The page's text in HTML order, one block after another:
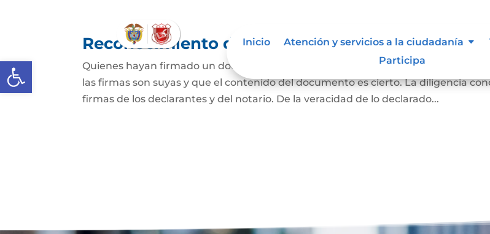
Abrir barra de herramientas
Inicio Atención y servicios a la ciudadanía
Participa
Reconocimiento de firma y contenido
Quienes hayan firmado un documento privado podrán acudir ante el notario para
las firmas son suyas y que el contenido del documento es cierto. La diligencia
firmas de los declarantes y del notario. De la veracidad de lo declarado...